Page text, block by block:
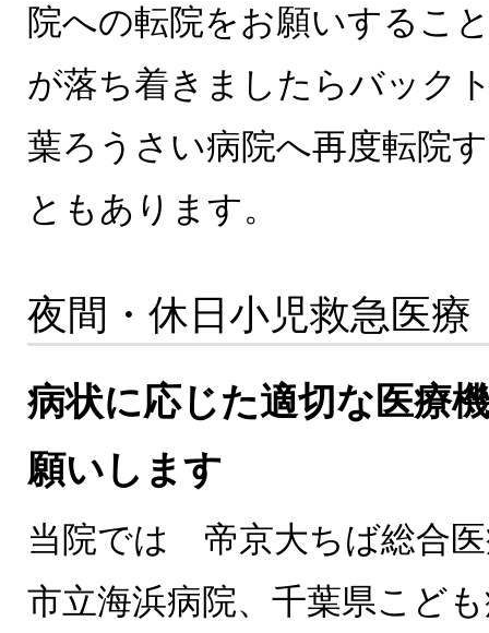
院への転院をお願いするこ
が落ち着きましたらバック
葉ろうさい病院へ再度転院
ともあります。
夜間・休日小児救急医療
病状に応じた適切な医療
願いします
当院では 帝京大ちば総合
市立海浜病院、千葉県こど